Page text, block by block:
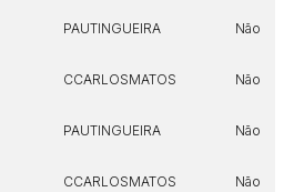
PAUTINGUEIRA Não
CCARLOSMATOS Não
PAUTINGUEIRA Não
CCARLOSMATOS Não